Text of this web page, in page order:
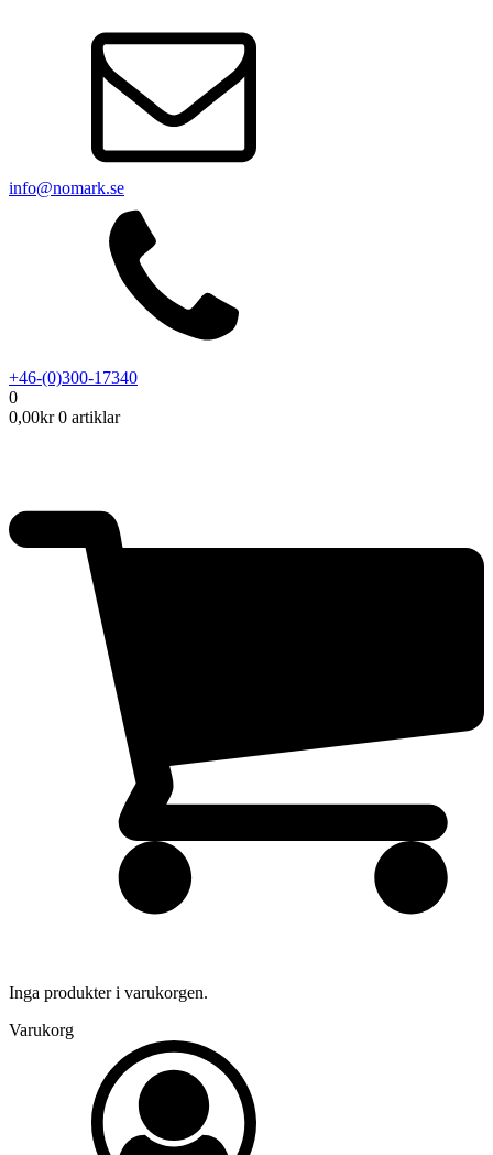
info@nomark.se
+46-(0)300-17340
0
0,00kr 0 artiklar
Inga produkter i varukorgen.
Varukorg